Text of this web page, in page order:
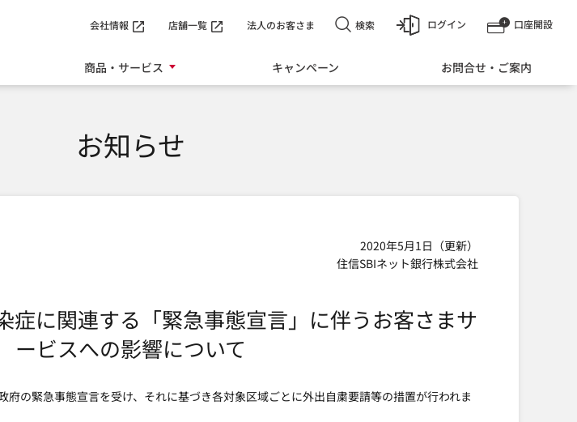
口座開設
ログイン
商品・サービス キャンペーン お問合せ・ご案内
会社情報 店舗一覧 法人のお客さま 検索
お知らせ
2020年5月1日（更新）
住信SBIネット銀行株式会社
症に関連する「緊急事態宣言」に伴うお客さまサ
ービスへの影響について
の緊急事態宣言を受け、それに基づき各対象区域ごとに外出自粛要請等の措置が行われま